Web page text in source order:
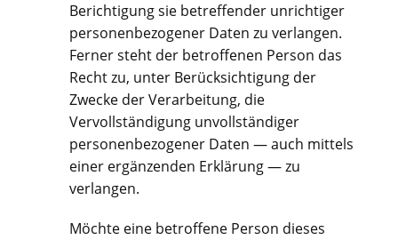
Berichtigung sie betreffender unrichtiger
personenbezogener Daten zu verlangen.
Ferner steht der betroffenen Person das
Recht zu, unter Berücksichtigung der
Zwecke der Verarbeitung, die
Vervollständigung unvollständiger
personenbezogener Daten — auch mittels
einer ergänzenden Erklärung — zu
verlangen.
Möchte eine betroffene Person dieses